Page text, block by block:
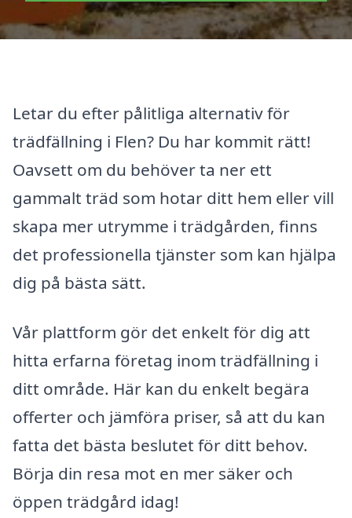
Letar du efter pålitliga alternativ för
trädfällning i Flen? Du har kommit rätt!
Oavsett om du behöver ta ner ett
gammalt träd som hotar ditt hem eller vill
skapa mer utrymme i trädgården, finns
det professionella tjänster som kan hjälpa
dig på bästa sätt.
Vår plattform gör det enkelt för dig att
hitta erfarna företag inom trädfällning i
ditt område. Här kan du enkelt begära
offerter och jämföra priser, så att du kan
fatta det bästa beslutet för ditt behov.
Börja din resa mot en mer säker och
öppen trädgård idag!